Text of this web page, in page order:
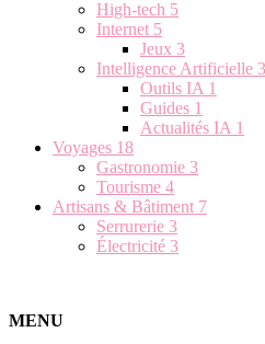
High-tech 5
Internet 5
Jeux 3
Intelligence Artificielle 3
Outils IA 1
Guides 1
Actualités IA 1
Voyages 18
Gastronomie 3
Tourisme 4
Artisans & Bâtiment 7
Serrurerie 3
Électricité 3
MENU